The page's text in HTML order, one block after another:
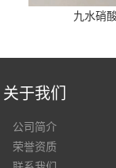
九水硝
关于我们
公司简介
荣誉资质